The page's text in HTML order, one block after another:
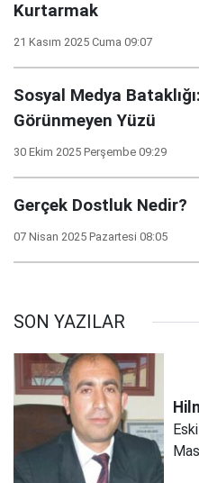
Kurtarmak
21 Kasım 2025 Cuma 09:07
Sosyal Medya
Görünmeyen Yüzü
30 Ekim 2025 Perşembe 09:29
Gerçek Dostluk Nedir?
07 Nisan 2025 Pazartesi 08:05
SON YAZILAR